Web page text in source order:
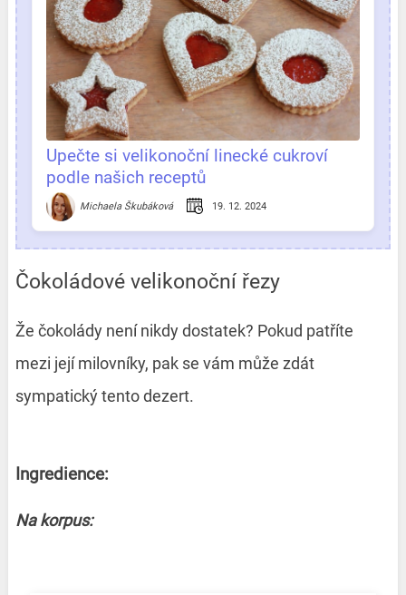
Upečte si velikonoční linecké cukroví
podle našich receptů
Michaela Škubáková 19. 12. 2024
Čokoládové velikonoční řezy
Že čokolády není nikdy dostatek? Pokud patříte
mezi její milovníky, pak se vám může zdát
sympatický tento dezert.
Ingredience:
Na korpus: